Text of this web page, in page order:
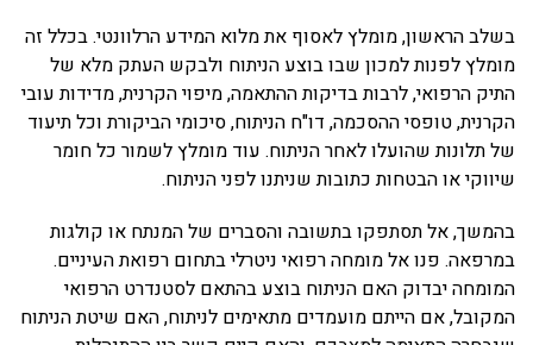
בשלב הראשון, מומלץ לאסוף את מלוא המידע הרלוונטי. בכלל זה
מומלץ לפנות למכון שבו בוצע הניתוח ולבקש העתק מלא של
התיק הרפואי, לרבות בדיקות ההתאמה, מיפוי הקרנית, מדידות עובי
הקרנית, טופסי ההסכמה, דו"ח הניתוח, סיכומי הביקורת וכל תיעוד
של תלונות שהועלו לאחר הניתוח. עוד מומלץ לשמור כל חומר
שיווקי או הבטחות כתובות שניתנו לפני הניתוח.
בהמשך, אל תסתפקו בתשובה והסברים של המנתח או קולגות
במרפאה. פנו אל מומחה רפואי ניטרלי בתחום רפואת העיניים.
המומחה יבדוק האם הניתוח בוצע בהתאם לסטנדרט הרפואי
המקובל, אם הייתם מועמדים מתאימים לניתוח, האם שיטת הניתוח